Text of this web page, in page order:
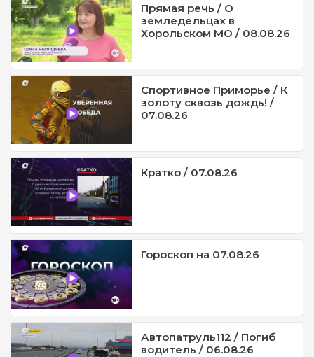
Прямая речь / О
земледельцах в
Хорольском МО / 08.08.26
Спортивное Приморье / К
золоту сквозь дождь! /
07.08.26
Кратко / 07.08.26
Гороскоп на 07.08.26
Автопатруль112 / Погиб
водитель / 06.08.26